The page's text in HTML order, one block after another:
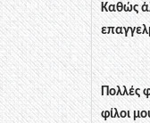
Καθώς
Πολλές
φίλοι